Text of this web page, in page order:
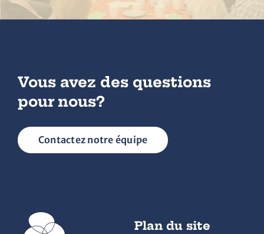
Vous avez des questions
pour nous?
Contactez notre équipe
Plan du site